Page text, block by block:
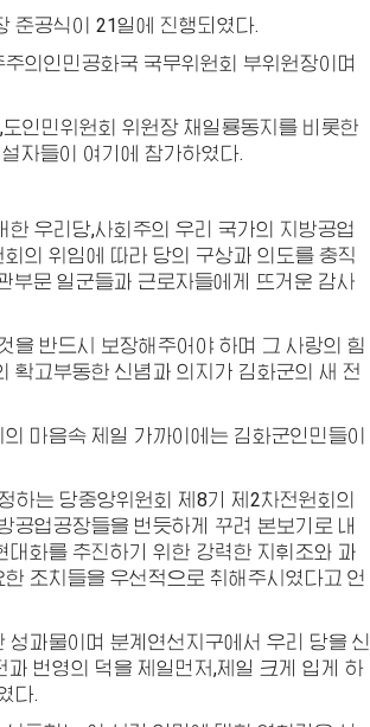
준공식이 21일에 진행되였다.
의인민공화국 국무위원회 부위원장이며
,도인민위원회 위원장 채일룡동지 를 비롯한
자들이 여기에 참가하였다.
우리당,사회주의 우리 국가의 지방공업
의 위임에 따라 당의 구상과 의도를 충직
부문 일군들과 근로자들에게 뜨거운 감사
을 반드시 보장해주어야 하며 그 사랑의 힘
확고부동한 신념과 의지가 김화군의 새 전
의 마음속 제일 가까이에는 김화군인민들이
하는 당중앙위원회 제8기 제2차전원회의
공업공장들을 번듯하게 꾸려 본보기로 내
화를 추진하기 위한 강력한 지휘조와 과
조치들을 우선적으로 취해주시였다고 언
과물이며 분계연선지구에서 우리 당을 신
번영의 덕을 제일먼저,제일 크게 입게 하
다.